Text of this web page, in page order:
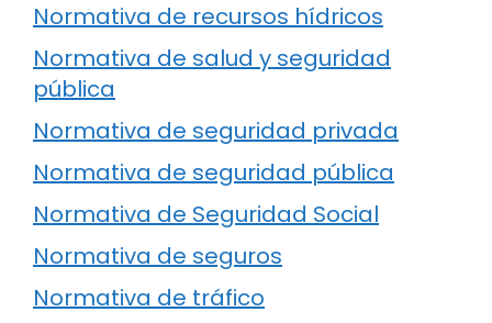
Normativa de recursos hídricos
Normativa de salud y seguridad
pública
Normativa de seguridad privada
Normativa de seguridad pública
Normativa de Seguridad Social
Normativa de seguros
Normativa de tráfico